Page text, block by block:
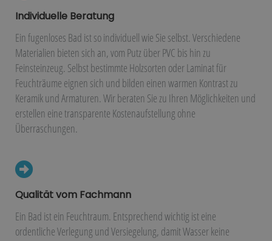
Individuelle Beratung
Ein fugenloses Bad ist so individuell wie Sie selbst. Verschiedene
Materialien bieten sich an, vom Putz über PVC bis hin zu
Feinsteinzeug. Selbst bestimmte Holzsorten oder Laminat für
Feuchträume eignen sich und bilden einen warmen Kontrast zu
Keramik und Armaturen. Wir beraten Sie zu Ihren Möglichkeiten und
erstellen eine transparente Kostenaufstellung ohne
Überraschungen.
Qualität vom Fachmann
Ein Bad ist ein Feuchtraum. Entsprechend wichtig ist eine
ordentliche Verlegung und Versiegelung, damit Wasser keine